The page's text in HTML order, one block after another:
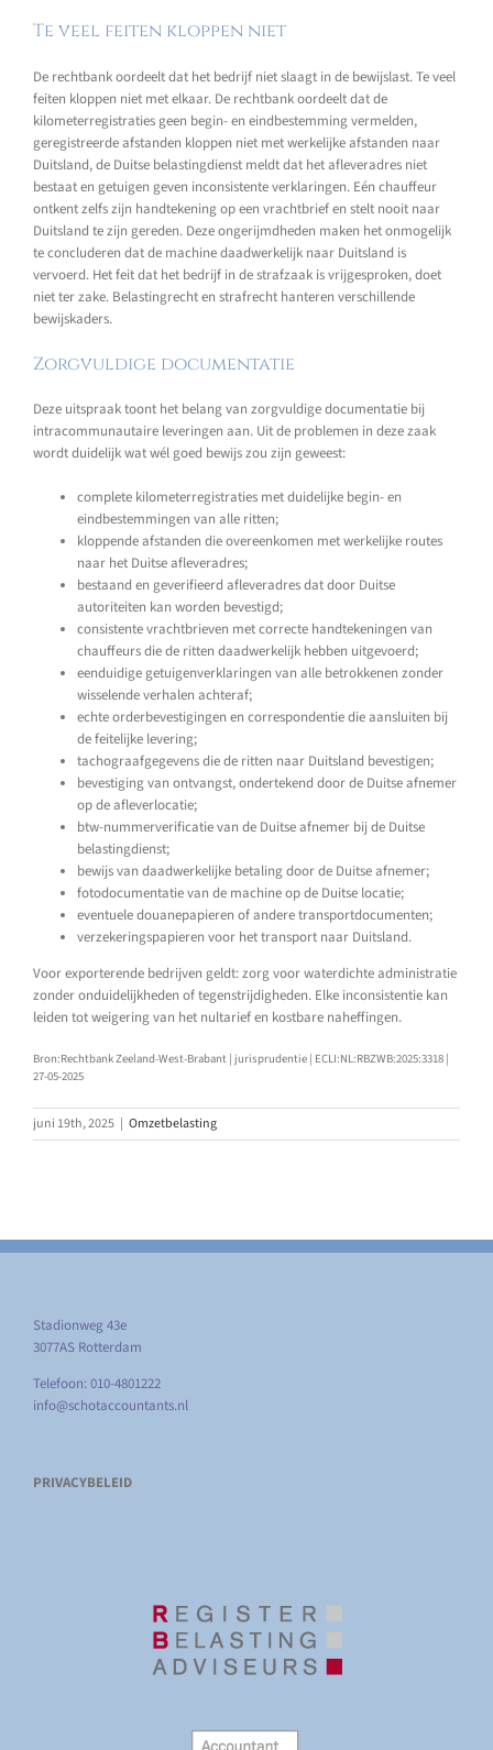
Te veel feiten kloppen niet
De rechtbank oordeelt dat het bedrijf niet slaagt in de bewijslast. Te veel
feiten kloppen niet met elkaar. De rechtbank oordeelt dat de
kilometerregistraties geen begin- en eindbestemming vermelden,
geregistreerde afstanden kloppen niet met werkelijke afstanden naar
Duitsland, de Duitse belastingdienst meldt dat het afleveradres niet
bestaat en getuigen geven inconsistente verklaringen. Eén chauffeur
ontkent zelfs zijn handtekening op een vrachtbrief en stelt nooit naar
Duitsland te zijn gereden. Deze ongerijmdheden maken het onmogelijk
te concluderen dat de machine daadwerkelijk naar Duitsland is
vervoerd. Het feit dat het bedrijf in de strafzaak is vrijgesproken, doet
niet ter zake. Belastingrecht en strafrecht hanteren verschillende
bewijskaders.
Zorgvuldige documentatie
Deze uitspraak toont het belang van zorgvuldige documentatie bij
intracommunautaire leveringen aan. Uit de problemen in deze zaak
wordt duidelijk wat wél goed bewijs zou zijn geweest:
complete kilometerregistraties met duidelijke begin- en
eindbestemmingen van alle ritten;
kloppende afstanden die overeenkomen met werkelijke routes
naar het Duitse afleveradres;
bestaand en geverifieerd afleveradres dat door Duitse
autoriteiten kan worden bevestigd;
consistente vrachtbrieven met correcte handtekeningen van
chauffeurs die de ritten daadwerkelijk hebben uitgevoerd;
eenduidige getuigenverklaringen van alle betrokkenen zonder
wisselende verhalen achteraf;
echte orderbevestigingen en correspondentie die aansluiten bij
de feitelijke levering;
tachograafgegevens die de ritten naar Duitsland bevestigen;
bevestiging van ontvangst, ondertekend door de Duitse afnemer
op de afleverlocatie;
btw-nummerverificatie van de Duitse afnemer bij de Duitse
belastingdienst;
bewijs van daadwerkelijke betaling door de Duitse afnemer;
fotodocumentatie van de machine op de Duitse locatie;
eventuele douanepapieren of andere transportdocumenten;
verzekeringspapieren voor het transport naar Duitsland.
Voor exporterende bedrijven geldt: zorg voor waterdichte administratie
zonder onduidelijkheden of tegenstrijdigheden. Elke inconsistentie kan
leiden tot weigering van het nultarief en kostbare naheffingen.
Bron:Rechtbank Zeeland-West-Brabant | jurisprudentie | ECLI:NL:RBZWB:2025:3318 |
27-05-2025
juni 19th, 2025 | Omzetbelasting
Stadionweg 43e
3077AS Rotterdam
Telefoon: 010-4801222
info@schotaccountants.nl
PRIVACYBELEID